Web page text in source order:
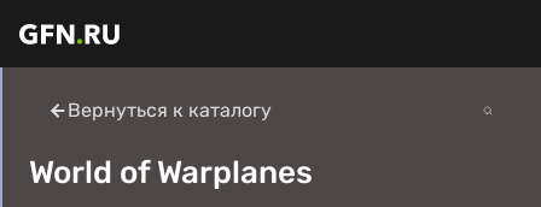
Вернуться к каталогу
World of Warplanes